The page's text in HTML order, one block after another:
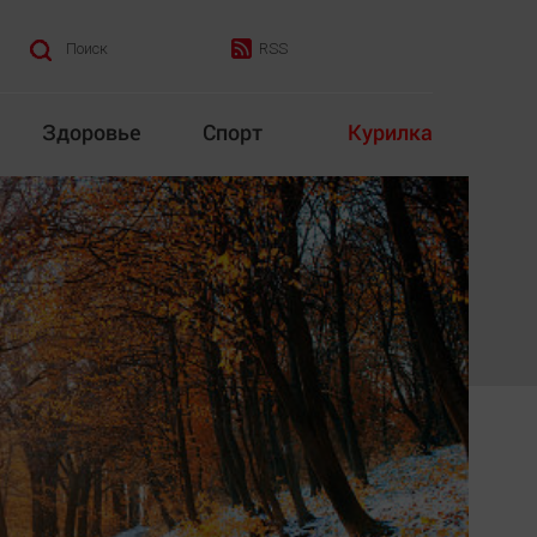
Поиск RSS
Здоровье Спорт Курилка
Культура
Конкурс
Народная журналистика
Наука